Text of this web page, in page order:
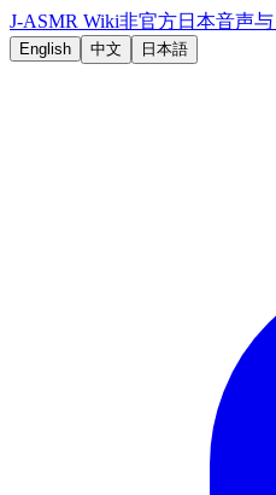
J-ASMR Wiki非官方日本音声
English 中文 日本語